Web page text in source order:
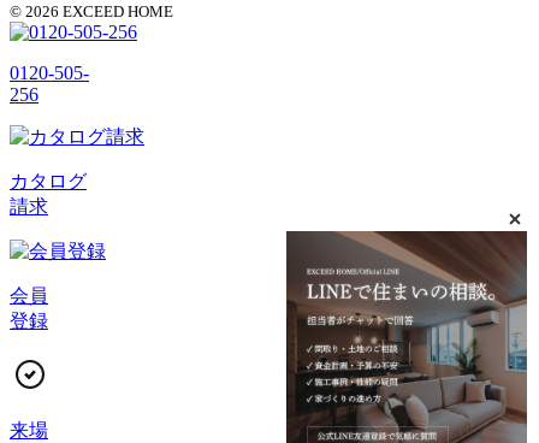
© 2026 EXCEED HOME
0120-505-
256
カタログ
請求
会員
登録
来場